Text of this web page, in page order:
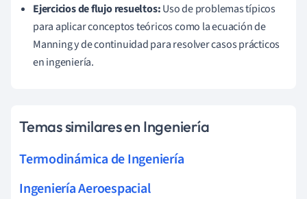
Ejercicios de flujo resueltos:Uso de problemas típicos
para aplicar conceptos teóricos como la ecuación de
Manning y de continuidad para resolver casos prácticos
en ingeniería.
Temas similares en Ingeniería
Termodinámica de Ingeniería
Ingeniería Aeroespacial